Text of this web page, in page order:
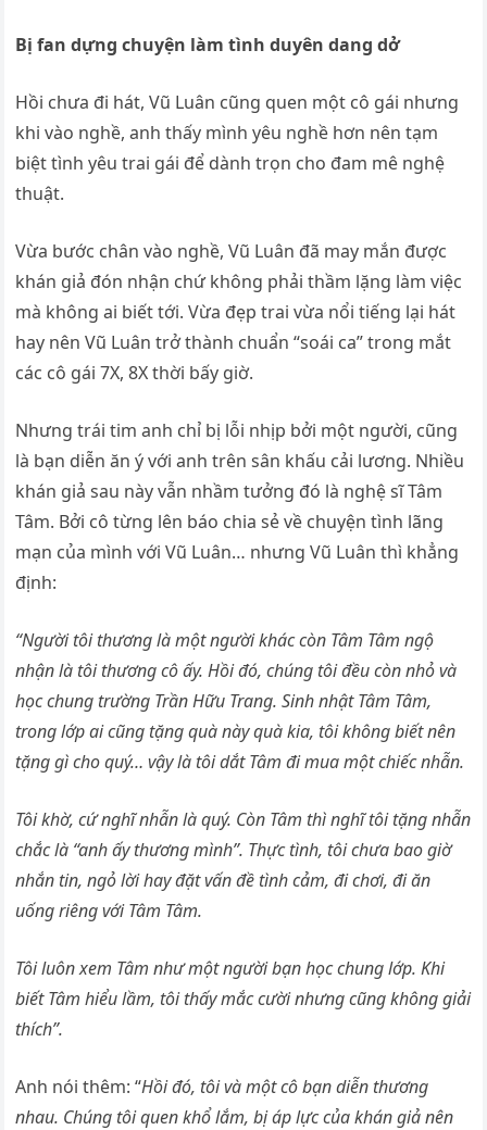
Bị fan dựng chuyện làm tình duyên dang dở
Hồi chưa đi hát, Vũ Luân cũng quen một cô gái nhưng
khi vào nghề, anh thấy mình yêu nghề hơn nên tạm
biệt tình yêu trai gái để dành trọn cho đam mê nghệ
thuật.
Vừa bước chân vào nghề, Vũ Luân đã may mắn được
khán giả đón nhận chứ không phải thầm lặng làm việc
mà không ai biết tới. Vừa đẹp trai vừa nổi tiếng lại hát
hay nên Vũ Luân trở thành chuẩn “soái ca” trong mắt
các cô gái 7X, 8X thời bấy giờ.
Nhưng trái tim anh chỉ bị lỗi nhịp bởi một người, cũng
là bạn diễn ăn ý với anh trên sân khấu cải lương. Nhiều
khán giả sau này vẫn nhầm tưởng đó là nghệ sĩ Tâm
Tâm. Bởi cô từng lên báo chia sẻ về chuyện tình lãng
mạn của mình với Vũ Luân… nhưng Vũ Luân thì khẳng
định:
“Người tôi thương là một người khác còn Tâm Tâm ngộ
nhận là tôi thương cô ấy. Hồi đó, chúng tôi đều còn nhỏ và
học chung trường Trần Hữu Trang. Sinh nhật Tâm Tâm,
trong lớp ai cũng tặng quà này quà kia, tôi không biết nên
tặng gì cho quý… vậy là tôi dắt Tâm đi mua một chiếc nhẫn.
Tôi khờ, cứ nghĩ nhẫn là quý. Còn Tâm thì nghĩ tôi tặng nhẫn
chắc là “anh ấy thương mình”. Thực tình, tôi chưa bao giờ
nhắn tin, ngỏ lời hay đặt vấn đề tình cảm, đi chơi, đi ăn
uống riêng với Tâm Tâm.
Tôi luôn xem Tâm như một người bạn học chung lớp. Khi
biết Tâm hiểu lầm, tôi thấy mắc cười nhưng cũng không giải
thích”.
Anh nói thêm: “Hồi đó, tôi và một cô bạn diễn thương
nhau. Chúng tôi quen khổ lắm, bị áp lực của khán giả nên